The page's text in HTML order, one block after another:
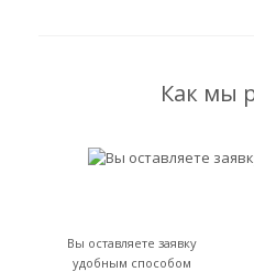
Как мы
Вы оставляете заявку
удобным способом